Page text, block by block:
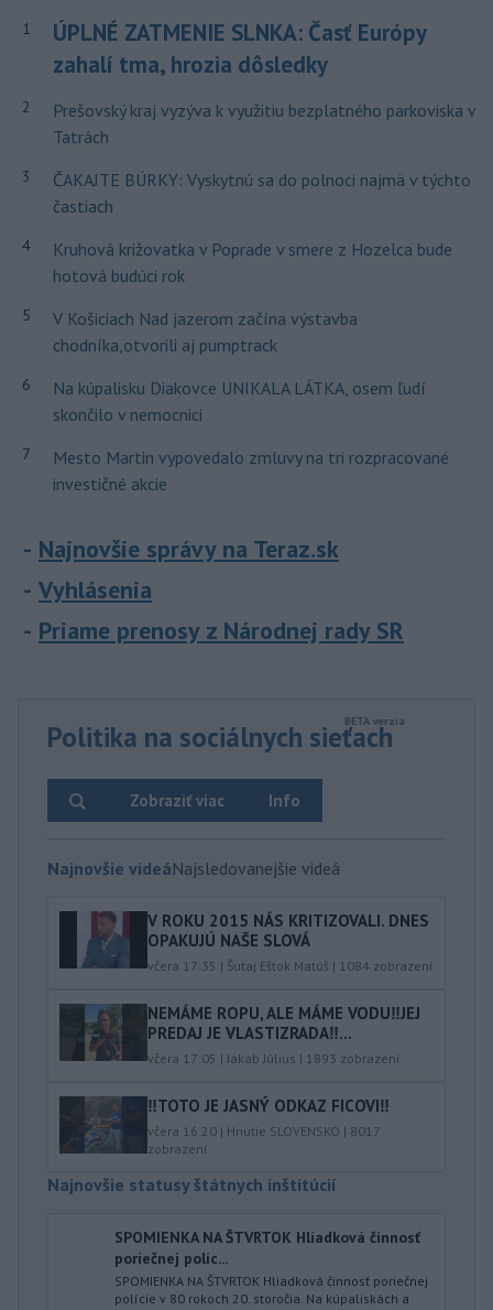
1
ÚPLNÉ ZATMENIE SLNKA: Časť Európy
zahalí tma, hrozia dôsledky
2
Prešovský kraj vyzýva k využitiu bezplatného parkoviska v
Tatrách
3
ČAKAJTE BÚRKY: Vyskytnú sa do polnoci najmä v týchto
častiach
4
Kruhová križovatka v Poprade v smere z Hozelca bude
hotová budúci rok
5
V Košiciach Nad jazerom začína výstavba
chodníka,otvorili aj pumptrack
6
Na kúpalisku Diakovce UNIKALA LÁTKA, osem ľudí
skončilo v nemocnici
7
Mesto Martin vypovedalo zmluvy na tri rozpracované
investičné akcie
Najnovšie správy na Teraz.sk
Vyhlásenia
Priame prenosy z Národnej rady SR
Politika na sociálnych sieťach
Info
Zobraziť viac
Najnovšie videáNajsledovanejšie videá
V ROKU 2015 NÁS KRITIZOVALI. DNES
OPAKUJÚ NAŠE SLOVÁ
včera 17:35 | Šutaj Eštok Matúš | 1084 zobrazení
NEMÁME ROPU, ALE MÁME VODU‼️JEJ
PREDAJ JE VLASTIZRADA‼️...
včera 17:05 | Jakab Július | 1893 zobrazení
‼️TOTO JE JASNÝ ODKAZ FICOVI‼️
včera 16:20 | Hnutie SLOVENSKO | 8017
zobrazení
Najnovšie statusy štátnych inštitúcií
SPOMIENKA NA ŠTVRTOK Hliadková činnosť
poriečnej políc...
SPOMIENKA NA ŠTVRTOK Hliadková činnosť poriečnej
polície v 80 rokoch 20. storočia. Na kúpaliskách a